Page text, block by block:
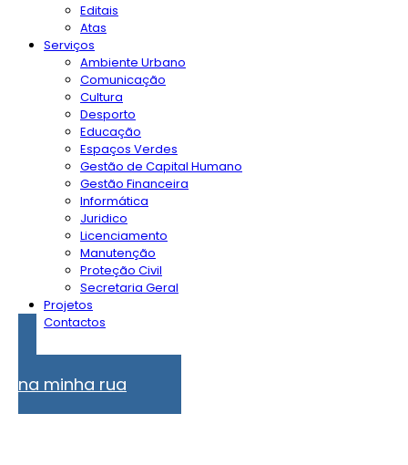
Editais
Atas
Serviços
Ambiente Urbano
Comunicação
Cultura
Desporto
Educação
Espaços Verdes
Gestão de Capital Humano
Gestão Financeira
Informática
Juridico
Licenciamento
Manutenção
Proteção Civil
Secretaria Geral
Projetos
Contactos
na minha rua